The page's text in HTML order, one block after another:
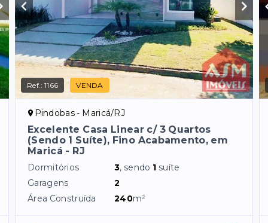
Ref.:1166 VENDA
Pindobas - Maricá/RJ
Excelente Casa Linear c/ 3 Quartos
(Sendo 1 Suíte), Fino Acabamento, em
Maricá - RJ
Dormitórios 3, sendo 1 suíte
Garagens
2
Área Construída
240m²